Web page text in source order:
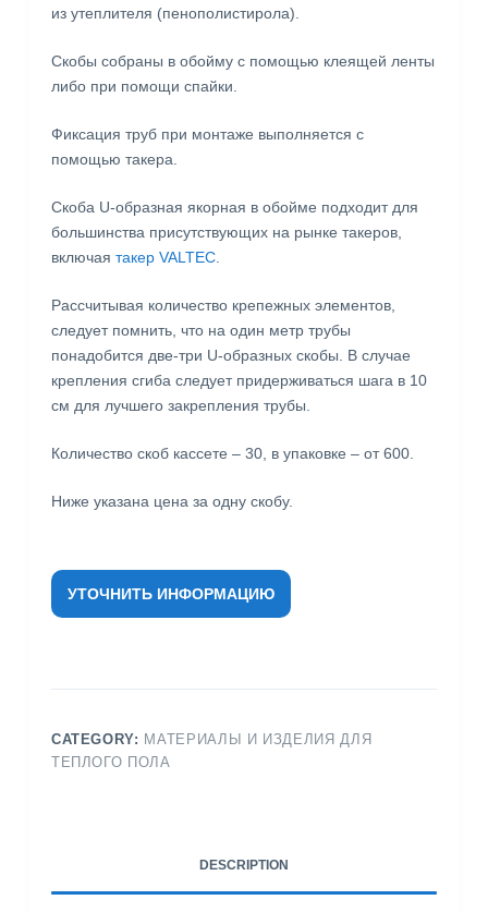
из утеплителя (пенополистирола).
Скобы собраны в обойму с помощью клеящей ленты
либо при помощи спайки.
Фиксация труб при монтаже выполняется с
помощью такера.
Скоба U-образная якорная в обойме подходит для
большинства присутствующих на рынке такеров,
включая такер VALTEC.
Рассчитывая количество крепежных элементов,
следует помнить, что на один метр трубы
понадобится две-три U-образных скобы. В случае
крепления сгиба следует придерживаться шага в 10
см для лучшего закрепления трубы.
Количество скоб кассете – 30, в упаковке – от 600.
Ниже указана цена за одну скобу.
УТОЧНИТЬ ИНФОРМАЦИЮ
CATEGORY: МАТЕРИАЛЫ И ИЗДЕЛИЯ ДЛЯ
ТЕПЛОГО ПОЛА
DESCRIPTION